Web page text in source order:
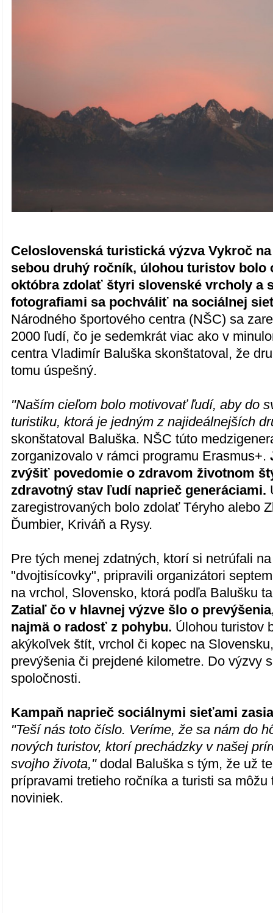
Celoslovenská turistická výzva Vykroč
sebou druhý ročník, úlohou turistov bolo
októbra zdolať štyri slovenské vrcholy a
fotografiami sa pochváliť na sociálnej
Národného športového centra (NŠC) sa
2000 ľudí, čo je sedemkrát viac ako v
centra Vladimír Baluška skonštatoval, že
tomu úspešný.
"Naším cieľom bolo motivovať ľudí, aby do
turistiku, ktorá je jedným z najideálnejších
skonštatoval Baluška. NŠC túto
zorganizovalo v rámci programu Erasmus+.
zvýšiť povedomie o zdravom životnom
zdravotný stav ľudí naprieč generáciami.
zaregistrovaných bolo zdolať Téryho alebo
Ďumbier, Kriváň a Rysy.
Pre tých menej zdatných, ktorí si netrúfali
"dvojtisícovky", pripravili organizátori
na vrchol, Slovensko, ktorá podľa Balušku
Zatiaľ čo v hlavnej výzve šlo o
najmä o radosť z pohybu. Úlohou turistov
akýkoľvek štít, vrchol či kopec na
prevýšenia či prejdené kilometre. Do výzvy
spoločnosti.
Kampaň naprieč sociálnymi sieťami
"Teší nás toto číslo. Veríme, že sa nám do
nových turistov, ktorí prechádzky v našej
svojho života," dodal Baluška s tým, že už
prípravami tretieho ročníka a turisti sa
noviniek.